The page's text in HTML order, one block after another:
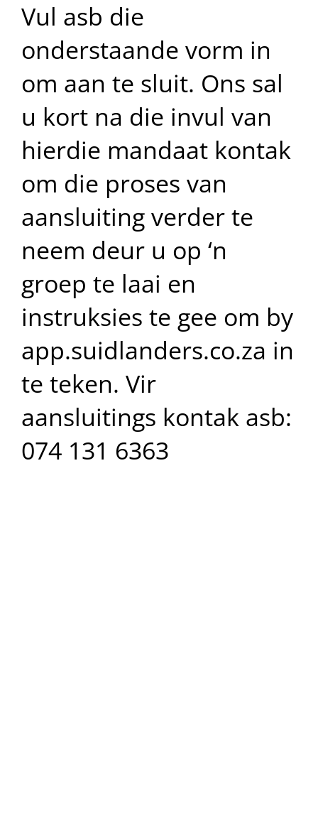
Vul asb die
onderstaande vorm in
om aan te sluit. Ons sal
u kort na die invul van
hierdie mandaat kontak
om die proses van
aansluiting verder te
neem deur u op ‘n
groep te laai en
instruksies te gee om by
app.suidlanders.co.za in
te teken. Vir
aansluitings kontak asb:
074 131 6363